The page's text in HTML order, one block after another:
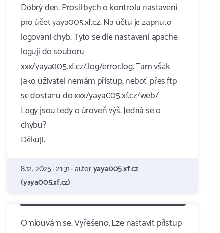
Dobrý den. Prosil bych o kontrolu nastavení
pro účet yaya005.xf.cz. Na účtu je zapnuto
logovani chyb. Tyto se dle nastavení apache
loguji do souboru
xxx/yaya005.xf.cz/.log/error.log. Tam však
jako uživatel nemám přístup, neboť přes ftp
se dostanu do xxx/yaya005.xf.cz/web/
Logy jsou tedy o úroveň výš. Jedná se o
chybu?
Děkuji.
8.12. 2025 · 21:31 · autoryaya005.xf.cz
(yaya005.xf.cz)
Omlouvám se. Vyřešeno. Lze nastavit přístup